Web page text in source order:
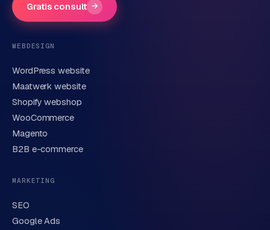
Telefoonnummer(optioneel)
Korte omschrijving van je vraag of project
Gratis consult →
WEBDESIGN
WordPress website
Maatwerk website
Shopify webshop
WooCommerce
Magento
B2B e-commerce
MARKETING
SEO
Google Ads